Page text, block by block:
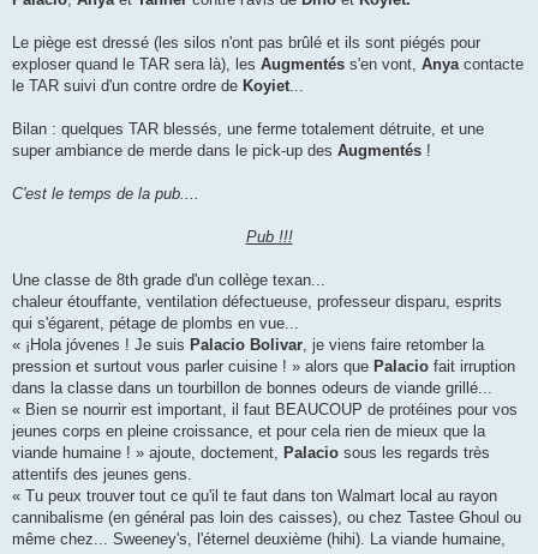
Le piège est dressé (les silos n'ont pas brûlé et ils sont piégés pour
exploser quand le TAR sera là), les Augmentés s'en vont, Anyacontacte
le TAR suivi d'un contre ordre de Koyiet...
Bilan : quelques TAR blessés, une ferme totalement détruite, et une
super ambiance de merde dans le pick-up des Augmentés !
C'est le temps de la pub....
Pub !!!
Une classe de 8th grade d'un collège texan...
chaleur étouffante, ventilation défectueuse, professeur disparu, esprits
qui s'égarent, pétage de plombs en vue...
« ¡Hola jóvenes ! Je suis Palacio Bolivar, je viens faire retomber la
pression et surtout vous parler cuisine ! » alors que Palacio fait irruption
dans la classe dans un tourbillon de bonnes odeurs de viande grillé...
« Bien se nourrir est important, il faut BEAUCOUP de protéines pour vos
jeunes corps en pleine croissance, et pour cela rien de mieux que la
viande humaine ! » ajoute, doctement, Palacio sous les regards très
attentifs des jeunes gens.
« Tu peux trouver tout ce qu'il te faut dans ton Walmart local au rayon
cannibalisme (en général pas loin des caisses), ou chez Tastee Ghoul ou
même chez... Sweeney's, l'éternel deuxième (hihi). La viande humaine,